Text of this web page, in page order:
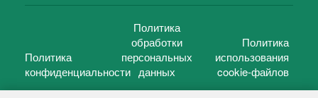
Политика
конфиденциальности
Политика
обработки
персональных
данных
Политика
использования
cookie-файлов